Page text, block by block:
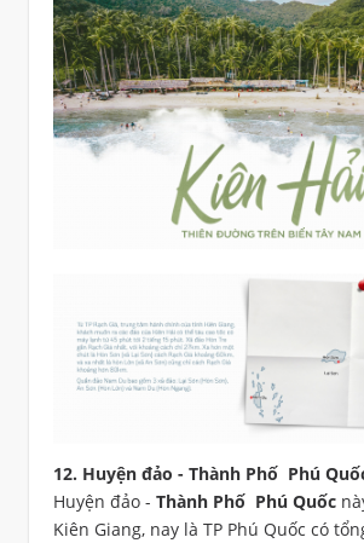
12. Huyện đảo - Thành Phố Phú
Huyện đảo - Thành Phố Phú Quốc
Kiên Giang, nay là TP Phú Quốc có